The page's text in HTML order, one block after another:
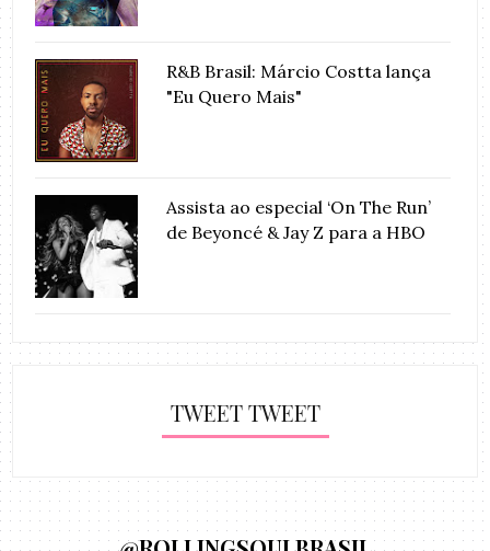
R&B Brasil: Márcio Costta lança
"Eu Quero Mais"
Assista ao especial ‘On The Run’
de Beyoncé & Jay Z para a HBO
TWEET TWEET